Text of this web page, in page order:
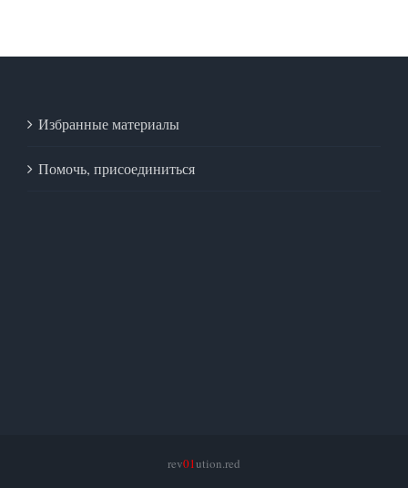
Избранные материалы
Помочь, присоединиться
rev01ution.red